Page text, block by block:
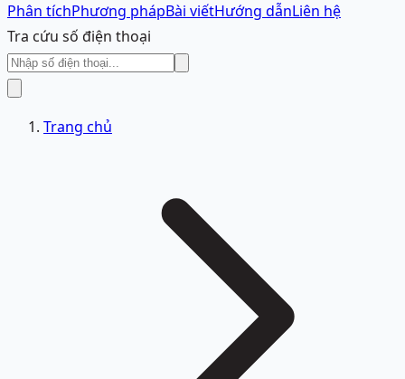
Phân tíchPhương phápBài viếtHướng dẫnLiên hệ
Tra cứu số điện thoại
Trang chủ